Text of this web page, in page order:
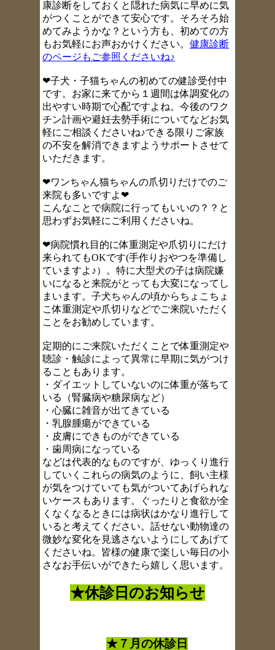
康診断をしておくと隠れた病気に早めに気
がつくことができて安心です。 そろそろ始
めてみようかな？という方も、初めての方
もお気軽にお声おかけください。 健康診断
のページもご参照くださいね♪
❤子犬・子猫ちゃんの初めての健診受付中
です。お家に来てから１週間は体調変化の
出やすい時期で心配ですよね。今後のワク
チン計画や避妊去勢手術についてなどお気
軽にご相談くださいね♪できる限りご家族
の不安を解消できますようサポートさせて
いただきます。
❤ワンちゃん猫ちゃんの爪切りだけでのご
来院も多いですよ❤
こんなことで病院に行ってもいいの？？と
思わずお気軽にご利用くださいね。
❤病院慣れ目的に体重測定や爪切りにだけ
来られてもOKです(手作りおやつを準備し
ていますよ♪）。特に大型犬の子は病院嫌
いになると来院がとっても大変になってし
まいます。子犬ちゃんの頃からちょこちょ
こ体重測定や爪切りなどでご来院いただく
ことをお勧めしています。
定期的にご来院いただくことで体重測定や
聴診・触診によって異常に早期に気がつけ
ることもあります。
・ダイエットしていないのに体重が落ちて
いる（腎臓病や糖尿病など）
・心臓に雑音が出てきている
・乳腺腫瘍ができている
・皮膚にできものができている
・歯周病になっている
などは代表的なものですが、ゆっくり進行
していくこれらの病気のように、飼い主様
が気をつけていても気がついてあげられな
いケースもあります。ぐったりと食欲が全
くなくなるときには病状はかなり進行して
いると考えてください。話せない動物達の
微妙な変化を見逃さないようにしてあげて
くださいね。皆様の健康で楽しい毎日の小
さなお手伝いができたら嬉しく思います。
★休診日のお知らせ
★７月の休診日